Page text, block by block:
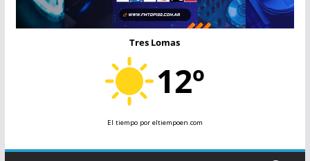
Tres Lomas
12º
El tiempopor eltiempoen.com